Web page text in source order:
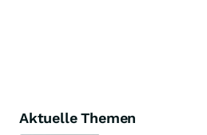
Aktuelle Themen